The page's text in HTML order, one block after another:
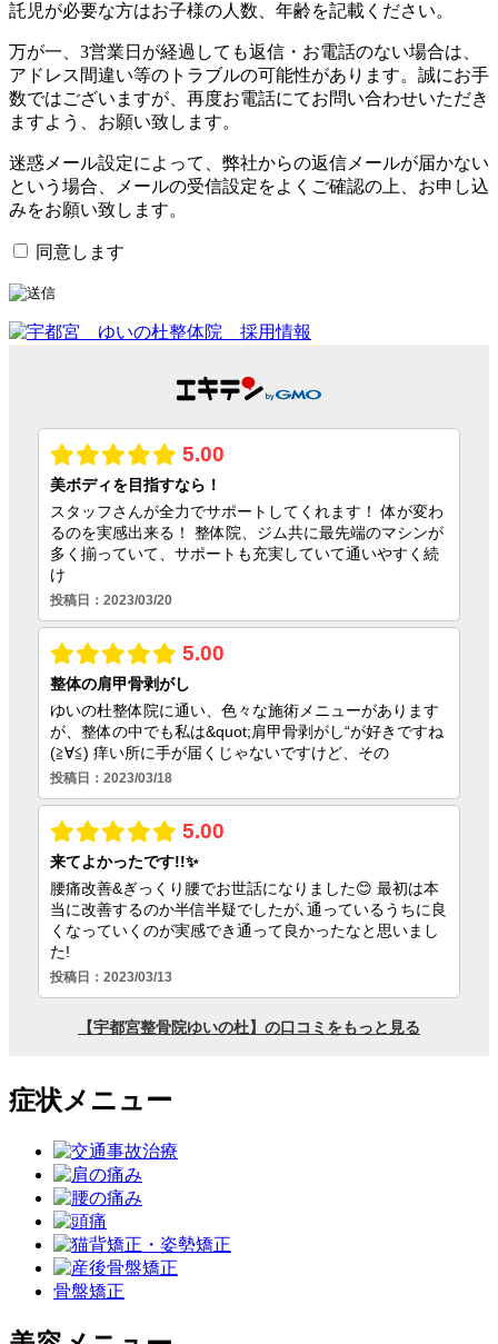
託児が必要な方はお子様の人数、年齢を記載ください。
万が一、3営業日が経過しても返信・お電話のない場合は、
アドレス間違い等のトラブルの可能性があります。誠にお手
数ではございますが、再度お電話にてお問い合わせいただき
ますよう、お願い致します。
迷惑メール設定によって、弊社からの返信メールが届かない
という場合、メールの受信設定をよくご確認の上、お申し込
みをお願い致します。
同意します
症状メニュー
骨盤矯正